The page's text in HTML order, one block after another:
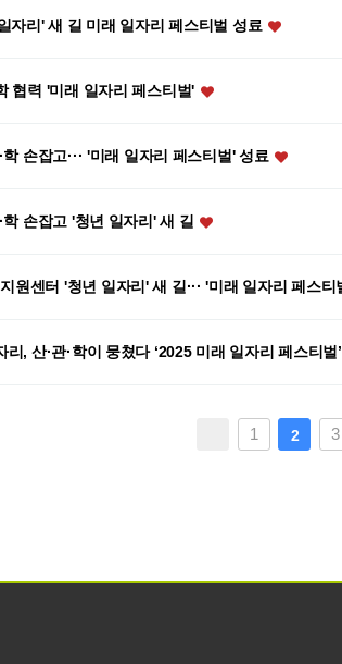
자리' 새 길 미래 일자리 페스티벌 성료
협력 '미래 일자리 페스티벌'
학 손잡고··· '미래 일자리 페스티벌' 성료
학 손잡고 '청년 일자리' 새 길
원센터 '청년 일자리' 새 길··· '미래 일자리 페스티
리, 산·관·학이 뭉쳤다 ‘2025 미래 일자리 페스티벌
1 2 3